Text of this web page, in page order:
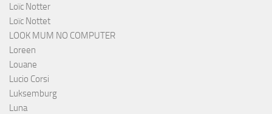
Loïc Notter
Loïc Nottet
LOOK MUM NO COMPUTER
Loreen
Louane
Lucio Corsi
Luksemburg
Luna